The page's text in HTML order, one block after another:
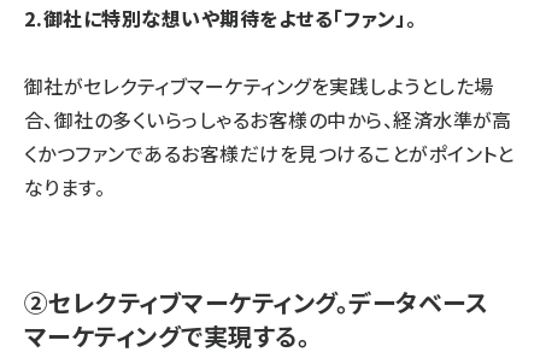
2.御社に特別な想いや期待をよせる「ファン」。
御社がセレクティブマーケティングを実践しようとした場
合、御社の多くいらっしゃるお客様の中から、経済水準が高
くかつファンであるお客様だけを見つけることがポイントと
なります。
②セレクティブマーケティング。データベース
マーケティングで実現する。